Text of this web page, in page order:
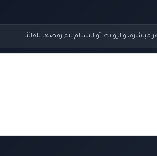
والروابط أو السبام يتم رفضها تلقائيًا.